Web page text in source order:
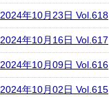
2024年10月23日 Vol.618
2024年10月16日 Vol.617
2024年10月09日 Vol.616
2024年10月02日 Vol.615